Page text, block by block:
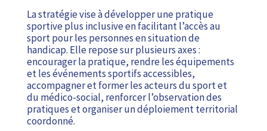
La stratégie vise à développer une pratique
sportive plus inclusive en facilitant l’accès au
sport pour les personnes en situation de
handicap. Elle repose sur plusieurs axes :
encourager la pratique, rendre les équipements
et les événements sportifs accessibles,
accompagner et former les acteurs du sport et
du médico-social, renforcer l’observation des
pratiques et organiser un déploiement territorial
coordonné.